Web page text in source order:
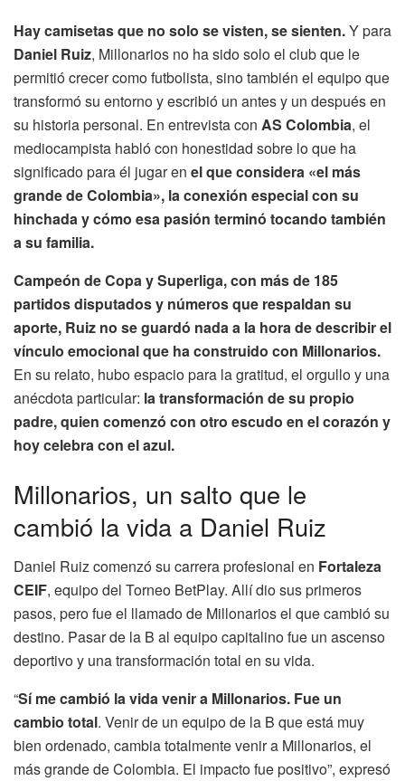
Hay camisetas que no solo se visten, se sienten.Y para
Daniel Ruiz, Millonarios no ha sido solo el club que le
permitió crecer como futbolista, sino también el equipo que
transformó su entorno y escribió un antes y un después en
su historia personal. En entrevista con AS Colombia, el
mediocampista habló con honestidad sobre lo que ha
significado para él jugar en el que considera «el más
grande de Colombia», la conexión especial con su
hinchada y cómo esa pasión terminó tocando también
a su familia.
Campeón de Copa y Superliga, con más de 185
partidos disputados y números que respaldan su
aporte, Ruiz no se guardó nada a la hora de describir el
vínculo emocional que ha construido con Millonarios.
En su relato, hubo espacio para la gratitud, el orgullo y una
anécdota particular: la transformación de su propio
padre, quien comenzó con otro escudo en el corazón y
hoy celebra con el azul.
Millonarios, un salto que le
cambió la vida a Daniel Ruiz
Daniel Ruiz comenzó su carrera profesional en Fortaleza
CEIF, equipo del Torneo BetPlay. Allí dio sus primeros
pasos, pero fue el llamado de Millonarios el que cambió su
destino. Pasar de la B al equipo capitalino fue un ascenso
deportivo y una transformación total en su vida.
“Sí me cambió la vida venir a Millonarios. Fue un
cambio total. Venir de un equipo de la B que está muy
bien ordenado, cambia totalmente venir a Millonarios, el
más grande de Colombia. El impacto fue positivo”, expresó